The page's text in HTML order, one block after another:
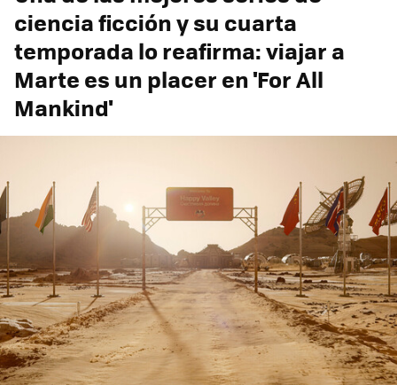
ciencia ficción y su cuarta
temporada lo reafirma: viajar a
Marte es un placer en 'For All
Mankind'